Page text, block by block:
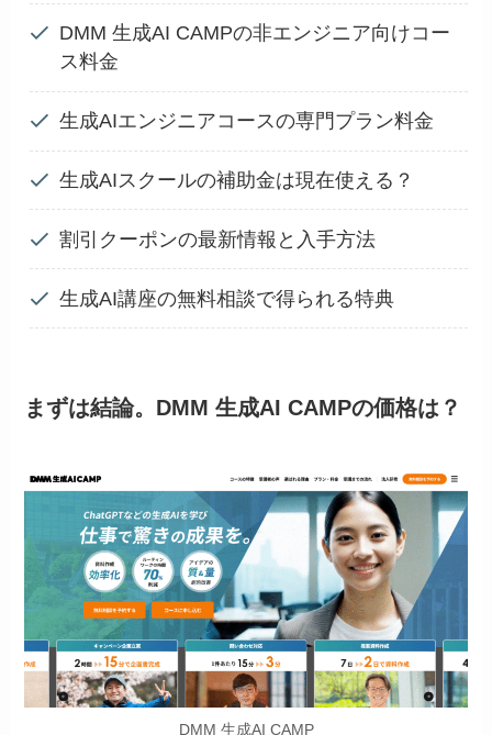
DMM 生成AI CAMPの非エンジニア向けコー
ス料金
生成AIエンジニアコースの専門プラン料金
生成AIスクールの補助金は現在使える？
割引クーポンの最新情報と入手方法
生成AI講座の無料相談で得られる特典
まずは結論。DMM 生成AI CAMPの価格は？
DMM 生成AI CAMP